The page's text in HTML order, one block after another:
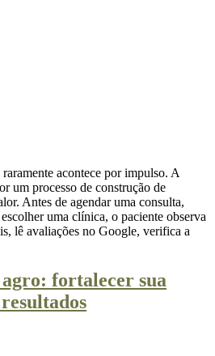
acontece por impulso. A
um processo de construção de
Antes de agendar uma consulta,
uma clínica, o paciente observa
lê avaliações no Google, verifica a
fortalecer sua